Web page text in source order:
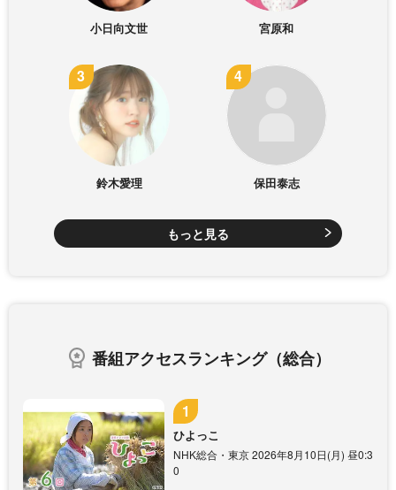
小日向文世 宮原和
鈴木愛理 保田泰志
もっと見る
番組アクセスランキング（総合）
ひよっこ
NHK総合・東京 2026年8月10日(月) 昼0:3
0